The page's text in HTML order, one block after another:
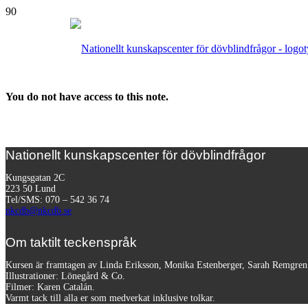
You do not have access to this note.
Nationellt kunskapscenter för dövblindfrågor
Kungsgatan 2C
223 50 Lund
Tel/SMS: 070 – 542 36 74
nkcdb@nkcdb.se
Om taktilt teckenspråk
Kursen är framtagen av Linda Eriksson, Monika Estenberger, Sarah
Illustrationer: Lönegård & Co.
Filmer: Karen Catalán.
Varmt tack till alla er som medverkat inklusive tolkar.